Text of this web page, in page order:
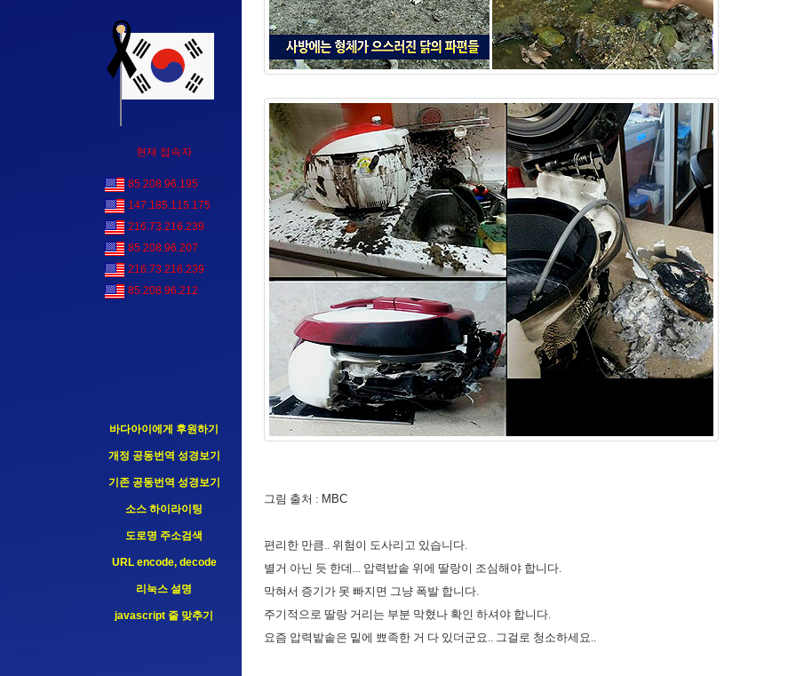
현재 접속자
85.208.96.195
147.185.115.175
216.73.216.239
85.208.96.207
216.73.216.239
85.208.96.212
바다아이에게 후원하기
개정 공동번역 성경보기
기존 공동번역 성경보기
소스 하이라이팅
도로명 주소검색
URL encode, decode
리눅스 설명
javascript 줄 맞추기
그림 출처 : MBC
편리한 만큼.. 위험이 도사리고 있습니다.
별거 아닌 듯 한데... 압력밥솥 위에 딸랑이 조심해야 합니다.
막혀서 증기가 못 빠지면 그냥 폭발 합니다.
주기적으로 딸랑 거리는 부분 막혔나 확인 하셔야 합니다.
요즘 압력밭솥은 밑에 뾰족한 거 다 있더군요.. 그걸로 청소하세요..